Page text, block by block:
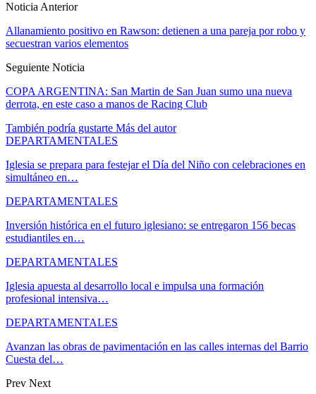
Noticia Anterior
Allanamiento positivo en Rawson: detienen a una pareja por robo y
secuestran varios elementos
Seguiente Noticia
COPA ARGENTINA: San Martin de San Juan sumo una nueva
derrota, en este caso a manos de Racing Club
También podría gustarte Más del autor
DEPARTAMENTALES
Iglesia se prepara para festejar el Día del Niño con celebraciones en
simultáneo en…
DEPARTAMENTALES
Inversión histórica en el futuro iglesiano: se entregaron 156 becas
estudiantiles en…
DEPARTAMENTALES
Iglesia apuesta al desarrollo local e impulsa una formación
profesional intensiva…
DEPARTAMENTALES
Avanzan las obras de pavimentación en las calles internas del Barrio
Cuesta del…
Prev Next